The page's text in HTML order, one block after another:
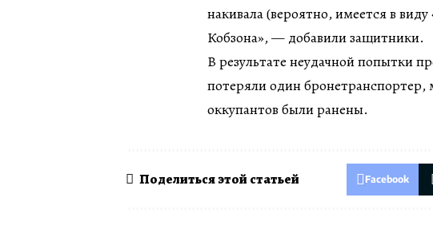
накивала (вероятно, имеется в
Кобзона», — добавили защитники.
В результате неудачной попытки
потеряли один бронетранспортер,
оккупантов были ранены.
Поделиться этой статьей Facebook